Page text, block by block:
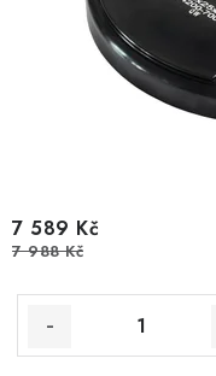
7 589 Kč
7 988 Kč